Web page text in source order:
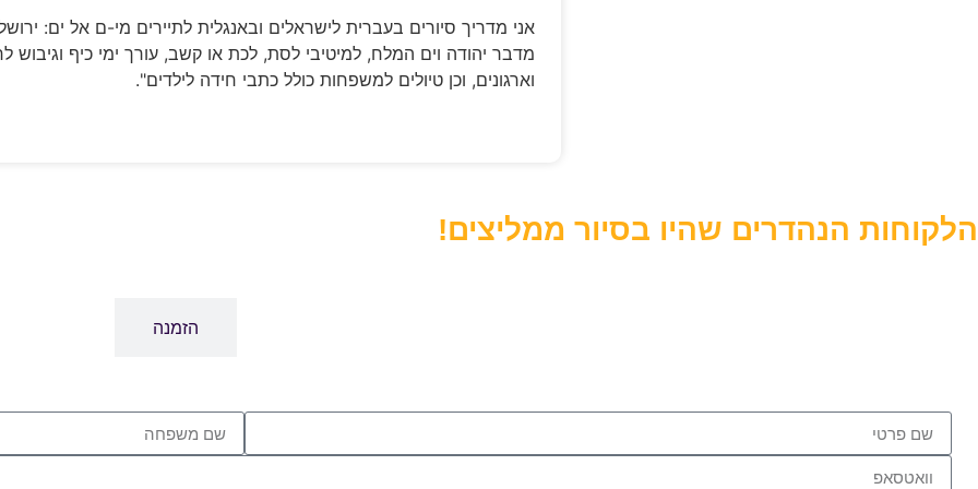
אני מדריך סיורים בעברית לישראלים ובאנגלית לתיירים מי-ם אל ים:
מדבר יהודה וים המלח, למיטיבי לסת, לכת או קשב, עורך ימי כיף וגיבוש
וארגונים, וכן טיולים למשפחות כולל כתבי חידה לילדים".
הלקוחות הנהדרים שהיו בסיור ממליצים!
הזמנה